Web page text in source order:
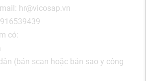
hr@vicosap.vn
có:
(bản scan hoặc bản sao y công